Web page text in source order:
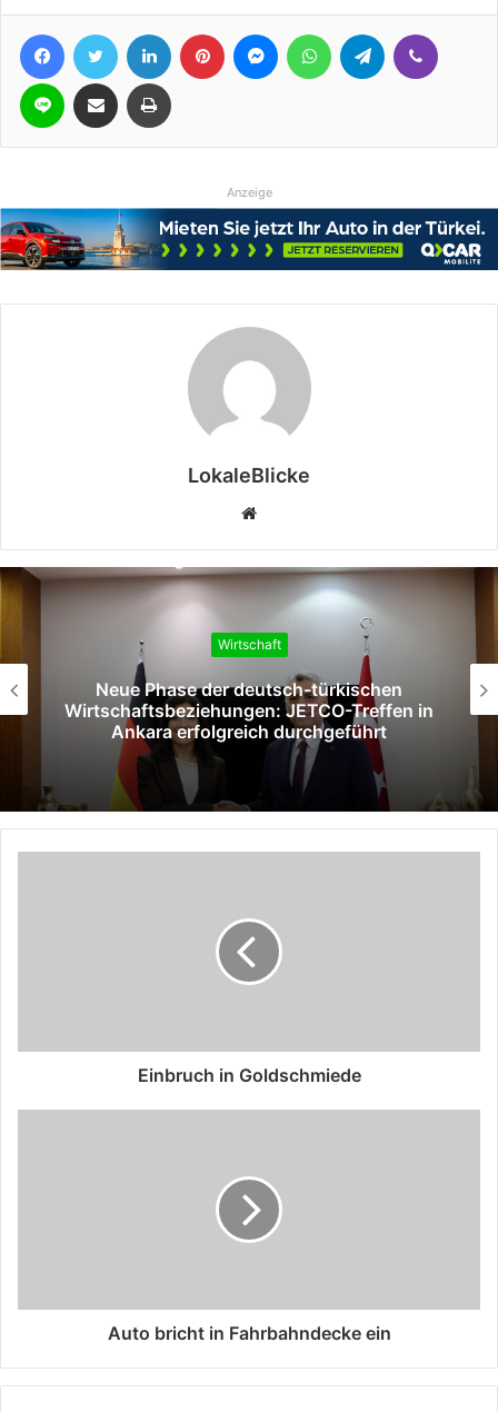
FacebookTwitter LinkedIn Pinterest MessengerWhatsAppTelegram
Line Teile per E-Mail Drucken
Anzeige
LokaleBlicke
Webseite
Wirtschaft
Neue Phase der deutsch-türkischen
Wirtschaftsbeziehungen: JETCO-Treffen in
Ankara erfolgreich durchgeführt
Einbruch in Goldschmiede
Auto bricht in Fahrbahndecke ein